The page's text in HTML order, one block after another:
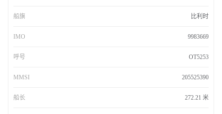
船旗 比利时
IMO 9983669
呼号 OT5253
MMSI 205525390
船长 272.21 米